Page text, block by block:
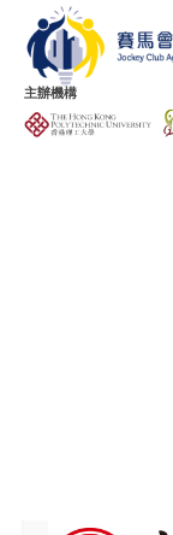
主辦機構